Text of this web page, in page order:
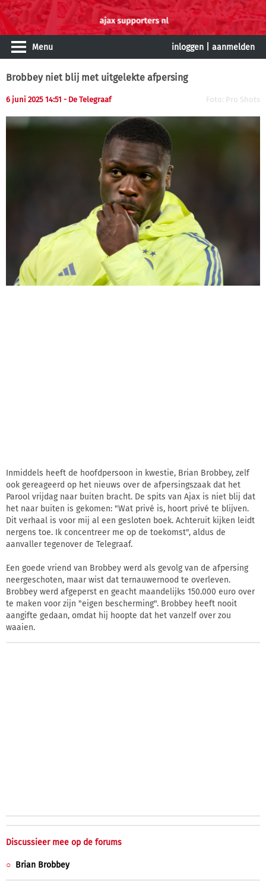
Menu inloggen aanmelden
Brobbey niet blij met uitgelekte afpersing
6 juni 2025 14:51 - De Telegraaf Foto: Pro Shots
Inmiddels heeft de hoofdpersoon in kwestie, Brian Brobbey, zelf
ook gereageerd op het nieuws over de afpersingszaak dat het
Parool vrijdag naar buiten bracht. De spits van Ajax is niet blij dat
het naar buiten is gekomen: "Wat privé is, hoort privé te blijven.
Dit verhaal is voor mij al een gesloten boek. Achteruit kijken leidt
nergens toe. Ik concentreer me op de toekomst", aldus de
aanvaller tegenover de Telegraaf.
Een goede vriend van Brobbey werd als gevolg van de afpersing
neergeschoten, maar wist dat ternauwernood te overleven.
Brobbey werd afgeperst en geacht maandelijks 150.000 euro over
te maken voor zijn "eigen bescherming". Brobbey heeft nooit
aangifte gedaan, omdat hij hoopte dat het vanzelf over zou
waaien.
Discussieer mee op de forums
Brian Brobbey